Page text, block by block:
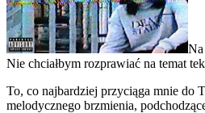
Nie chciałbym rozprawiać na temat
To, co najbardziej przyciąga mnie do
melodycznego brzmienia,